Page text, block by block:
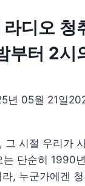
디오 청
부터 2시
년 05월 21일
그 시절 우리가
단순히 1990
, 누군가에겐